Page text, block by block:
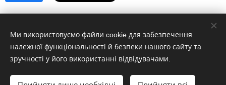
©Apoštolský exarchát ŘK církve v ČR 2019
Ми використовуємо файли cookie для забезпечення
належної функціональності й безпеки нашого сайту та
зручності у його використанні відвідувачами.